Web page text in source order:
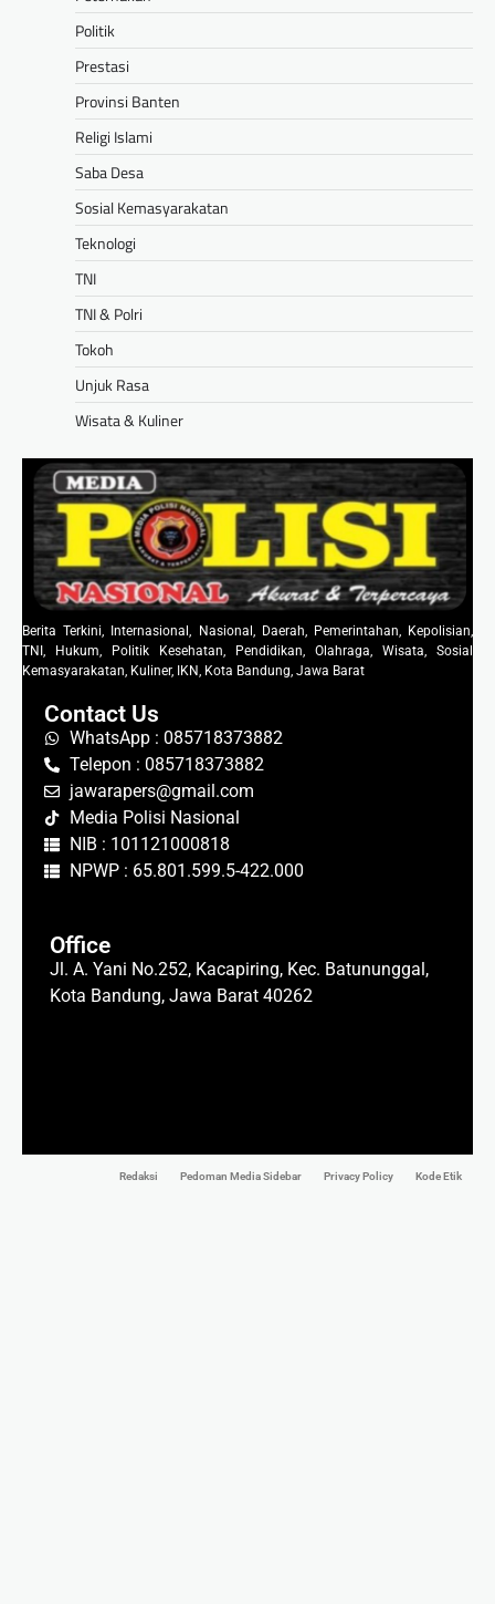
Politik
Prestasi
Provinsi Banten
Religi Islami
Saba Desa
Sosial Kemasyarakatan
Teknologi
TNI
TNI & Polri
Tokoh
Unjuk Rasa
Wisata & Kuliner
Berita Terkini, Internasional, Nasional, Daerah, Pemerintahan, Kepolisian,
TNI, Hukum, Politik Kesehatan, Pendidikan, Olahraga, Wisata, Sosial
Kemasyarakatan, Kuliner, IKN, Kota Bandung, Jawa Barat
Contact Us
WhatsApp : 085718373882
Telepon : 085718373882
jawarapers@gmail.com
Media Polisi Nasional
NIB : 101121000818
NPWP : 65.801.599.5-422.000
Office
Jl. A. Yani No.252, Kacapiring, Kec. Batununggal,
Kota Bandung, Jawa Barat 40262
Redaksi Pedoman Media Sidebar Privacy Policy Kode Etik